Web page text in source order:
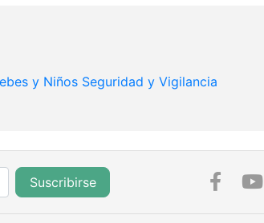
y Niños Seguridad y Vigilancia
Suscribirse